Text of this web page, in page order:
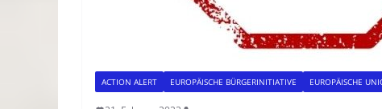
ACTION ALERT EUROPÄISCHE BÜRGERINITIATIVE EUROPÄISCHE